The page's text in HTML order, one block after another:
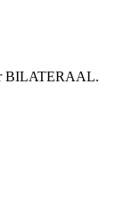
BILATERAAL.